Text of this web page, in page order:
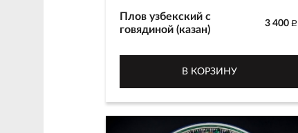
3 400 p
Плов узбекский с
говядиной (казан)
лазер, говядины, красной и
перепелиными яйцами и долмой.
В КОРЗИНУ